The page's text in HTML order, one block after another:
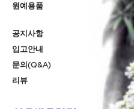
원예용품
공지사항
입고안내
문의(Q&A)
리뷰